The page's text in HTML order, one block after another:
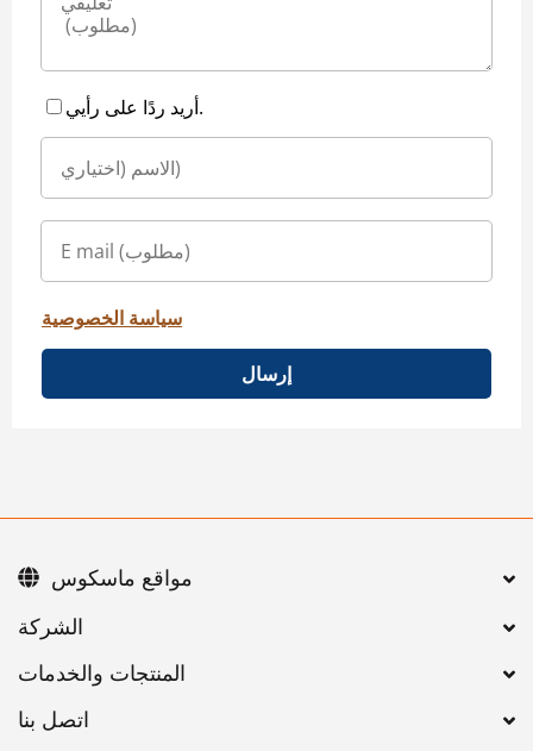
أريد ردًا على رأيي.
سياسة الخصوصية
إرسال
اتصل بنا
مواقع ماسكوس